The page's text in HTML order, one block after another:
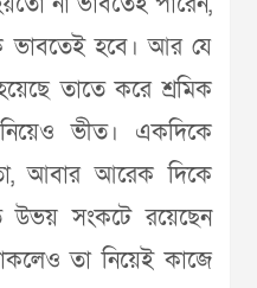
ভাবতেই হবে। আর যে
তাতে করে শ্রমিক
ভীত। একদিকে
আবার আরেক দিকে
উভয় সংকটে রয়েছেন
তা নিয়েই কাজে